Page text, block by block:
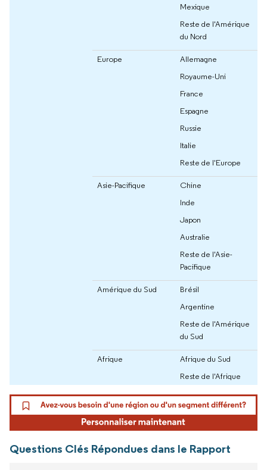
Mexique
Reste de l'Amérique
du Nord
Europe
Allemagne
Royaume-Uni
France
Espagne
Russie
Italie
Reste de l'Europe
Asie-Pacifique
Chine
Inde
Japon
Australie
Reste de l'Asie-
Pacifique
Amérique du Sud
Brésil
Argentine
Reste de l'Amérique
du Sud
Afrique
Afrique du Sud
Reste de l'Afrique
Questions Clés Répondues dans le Rapport